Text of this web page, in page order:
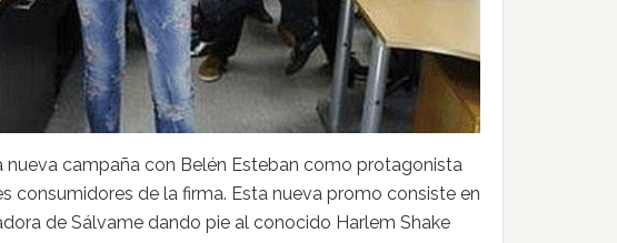
nueva campaña con Belén Esteban como protagonista
consumidores de la firma. Esta nueva promo consiste en
de Sálvame dando pie al conocido Harlem Shake